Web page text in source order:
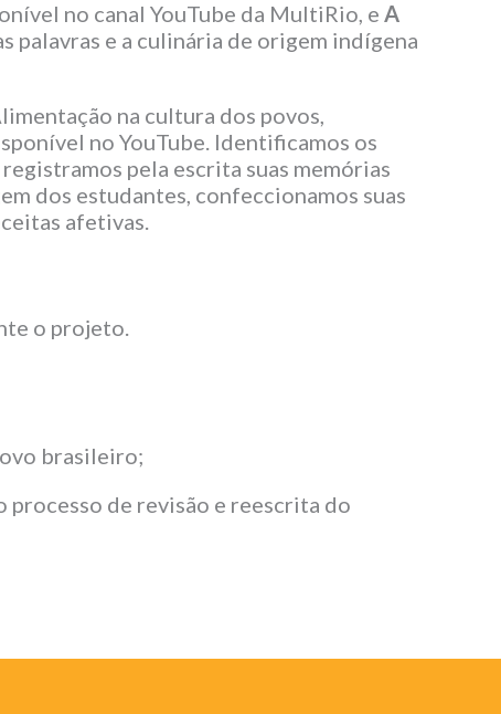
no canal YouTube da MultiRio, e A
palavras e a culinária de origem indígena
na cultura dos povos,
no YouTube. Identificamos os
pela escrita suas memórias
dos estudantes, confeccionamos suas
afetivas.
o projeto.
brasileiro;
de revisão e reescrita do